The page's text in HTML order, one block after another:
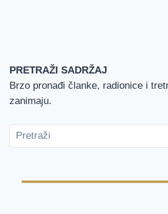
PRETRAŽI SADRŽAJ
Brzo pronađi članke, radionice i
zanimaju.